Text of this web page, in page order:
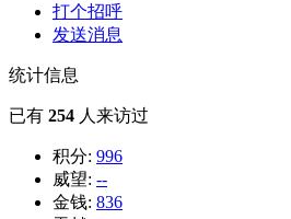
打个招呼
发送消息
统计信息
已有 254 人来访过
积分: 996
威望: --
金钱: 836